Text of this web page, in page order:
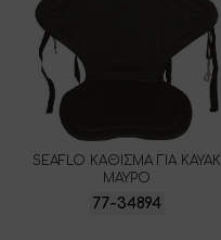
SEAFLO ΚΑΘΙΣΜΑ ΓΙΑ ΚΑΥΑΚ
ΜΑΥΡΟ
77-34894